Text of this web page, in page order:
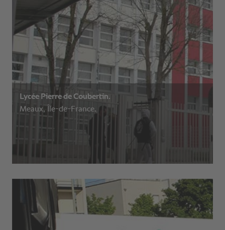
Lycée Pierre de Coubertin.
Meaux, Île-de-France.